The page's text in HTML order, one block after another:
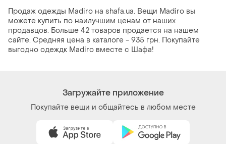
Продаж одежды Madiro на shafa.ua. Вещи Madiro вы
можете купить по наилучшим ценам от наших
продавцов. Больше 42 товаров продается на нашем
сайте. Средняя цена в каталоге - 935 грн. Покупайте
выгодно одеждк Madiro вместе с Шафа!
Загружайте приложение
Покупайте вещи и общайтесь в любом месте